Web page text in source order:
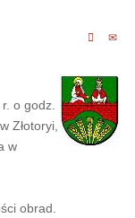
o godz.
Złotoryi,
w
obrad.